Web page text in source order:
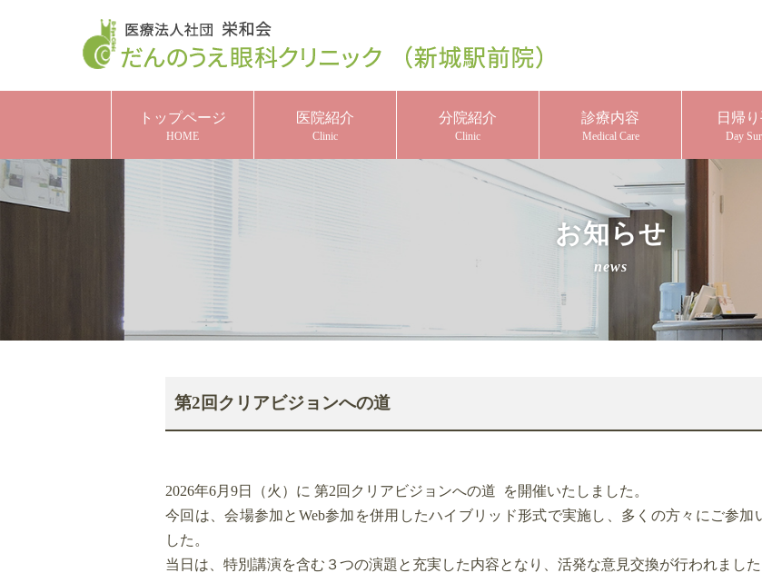
トップページ
HOME
医院紹介
Clinic
分院紹介
Clinic
診療内容
Medical Care
日帰
Day
お知らせ
news
第2回クリアビジョンへの道
2026年6月9日（火）に 第2回クリアビジョンへの道 を開催いたしました。
今回は、会場参加とWeb参加を併用したハイブリッド形式で実施し、多くの方々にご参加
した。
当日は、特別講演を含む３つの演題と充実した内容となり、活発な意見交換が行われました